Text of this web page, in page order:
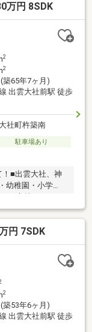
万円 8SDK
2
2
築65年7ヶ月)
出雲大社前駅 徒歩
社町杵築南
駐車場あり
■出雲大社、神
幼稚園・小学
利な立地。■ラ
円 7SDK
2
築53年6ヶ月)
出雲大社前駅 徒歩